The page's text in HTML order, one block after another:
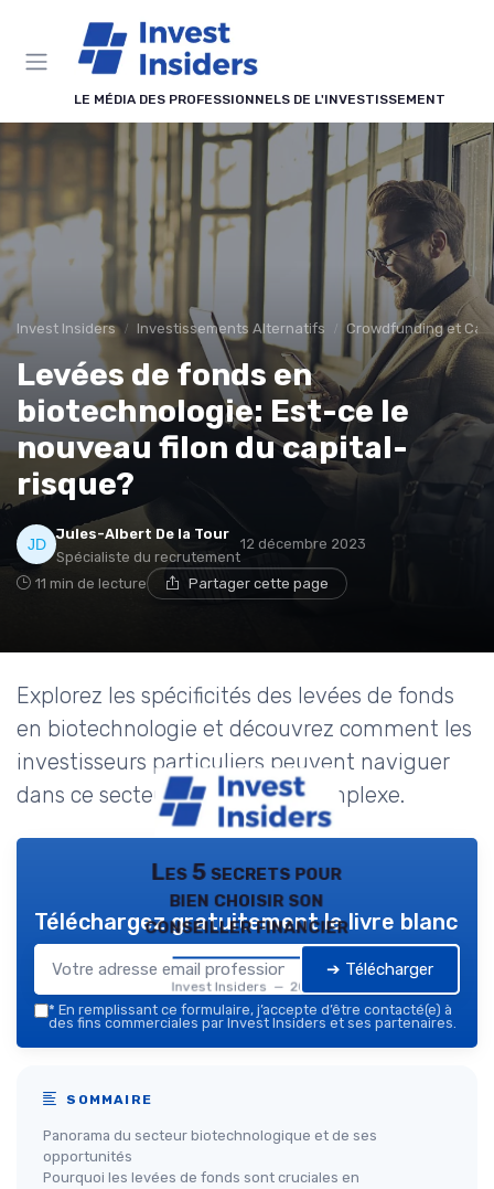
LE MÉDIA DES PROFESSIONNELS DE L'INVESTISSEMENT
Invest Insiders Investissements Alternatifs Crowdfunding et
Levées de fonds en
biotechnologie: Est-ce le
nouveau filon du capital-
risque?
Jules-Albert De la Tour
Spécialiste du recrutement
12 décembre 2023
11 min de lecture Partager cette page
Explorez les spécificités des levées de fonds
en biotechnologie et découvrez comment les
investisseurs particuliers peuvent naviguer
dans ce secteur innovant et complexe.
Les 5 secrets pour
bien choisir son
conseiller financier
Invest Insiders — 2026
Téléchargez gratuitement le livre blanc
➔ Télécharger
* En remplissant ce formulaire, j’accepte d’être contacté(e) à
des fins commerciales par Invest Insiders et ses partenaires.
SOMMAIRE
Panorama du secteur biotechnologique et de ses
opportunités
Pourquoi les levées de fonds sont cruciales en